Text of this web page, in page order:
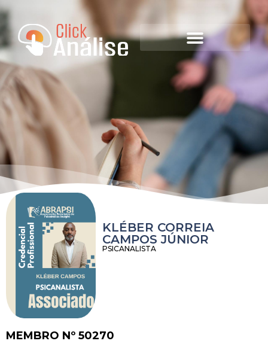
KLÉBER CORREIA
CAMPOS JÚNIOR
PSICANALISTA
MEMBRO Nº 50270